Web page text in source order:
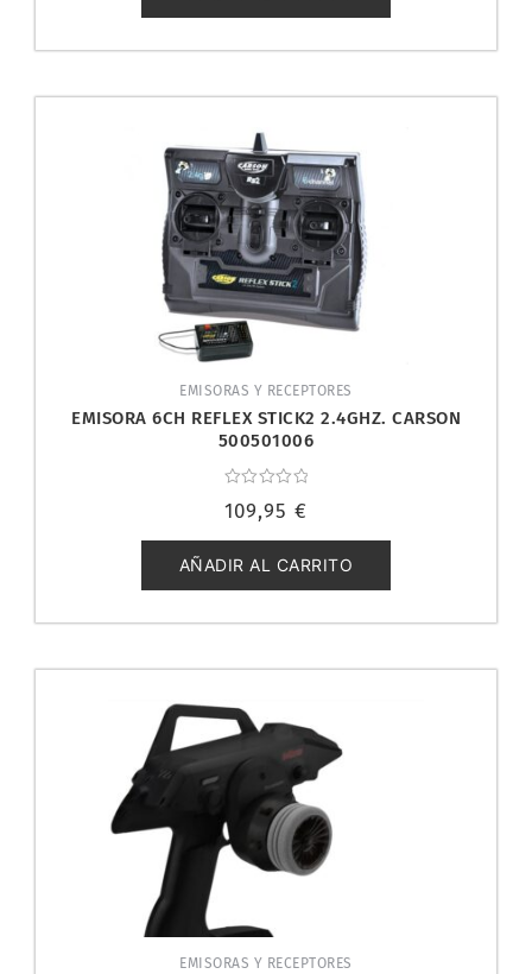
EMISORAS Y RECEPTORES
EMISORA 6CH REFLEX STICK2 2.4GHZ. CARSON
500501006
con
de
5
109,95 €
AÑADIR AL CARRITO
EMISORAS Y RECEPTORES